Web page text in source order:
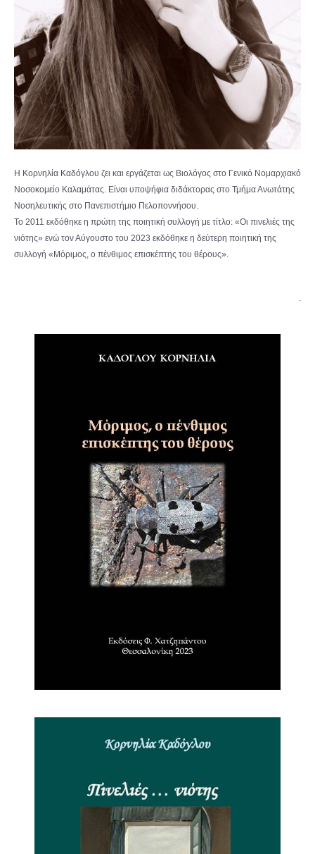
Η Κορνηλία Καδόγλου ζει και εργάζεται ως Βιολόγος στο Γενικό Νομαρχιακό
Νοσοκομείο Καλαμάτας. Είναι υποψήφια διδάκτορας στο Τμήμα Ανωτάτης
Νοσηλευτικής στο Πανεπιστήμιο Πελοποννήσου.
Το 2011 εκδόθηκε η πρώτη της ποιητική συλλογή με τίτλο: «Οι πινελιές της
νιότης» ενώ τον Αύγουστο του 2023 εκδόθηκε η δεύτερη ποιητική της
συλλογή «Μόριμος, ο πένθιμος επισκέπτης του θέρους».
.